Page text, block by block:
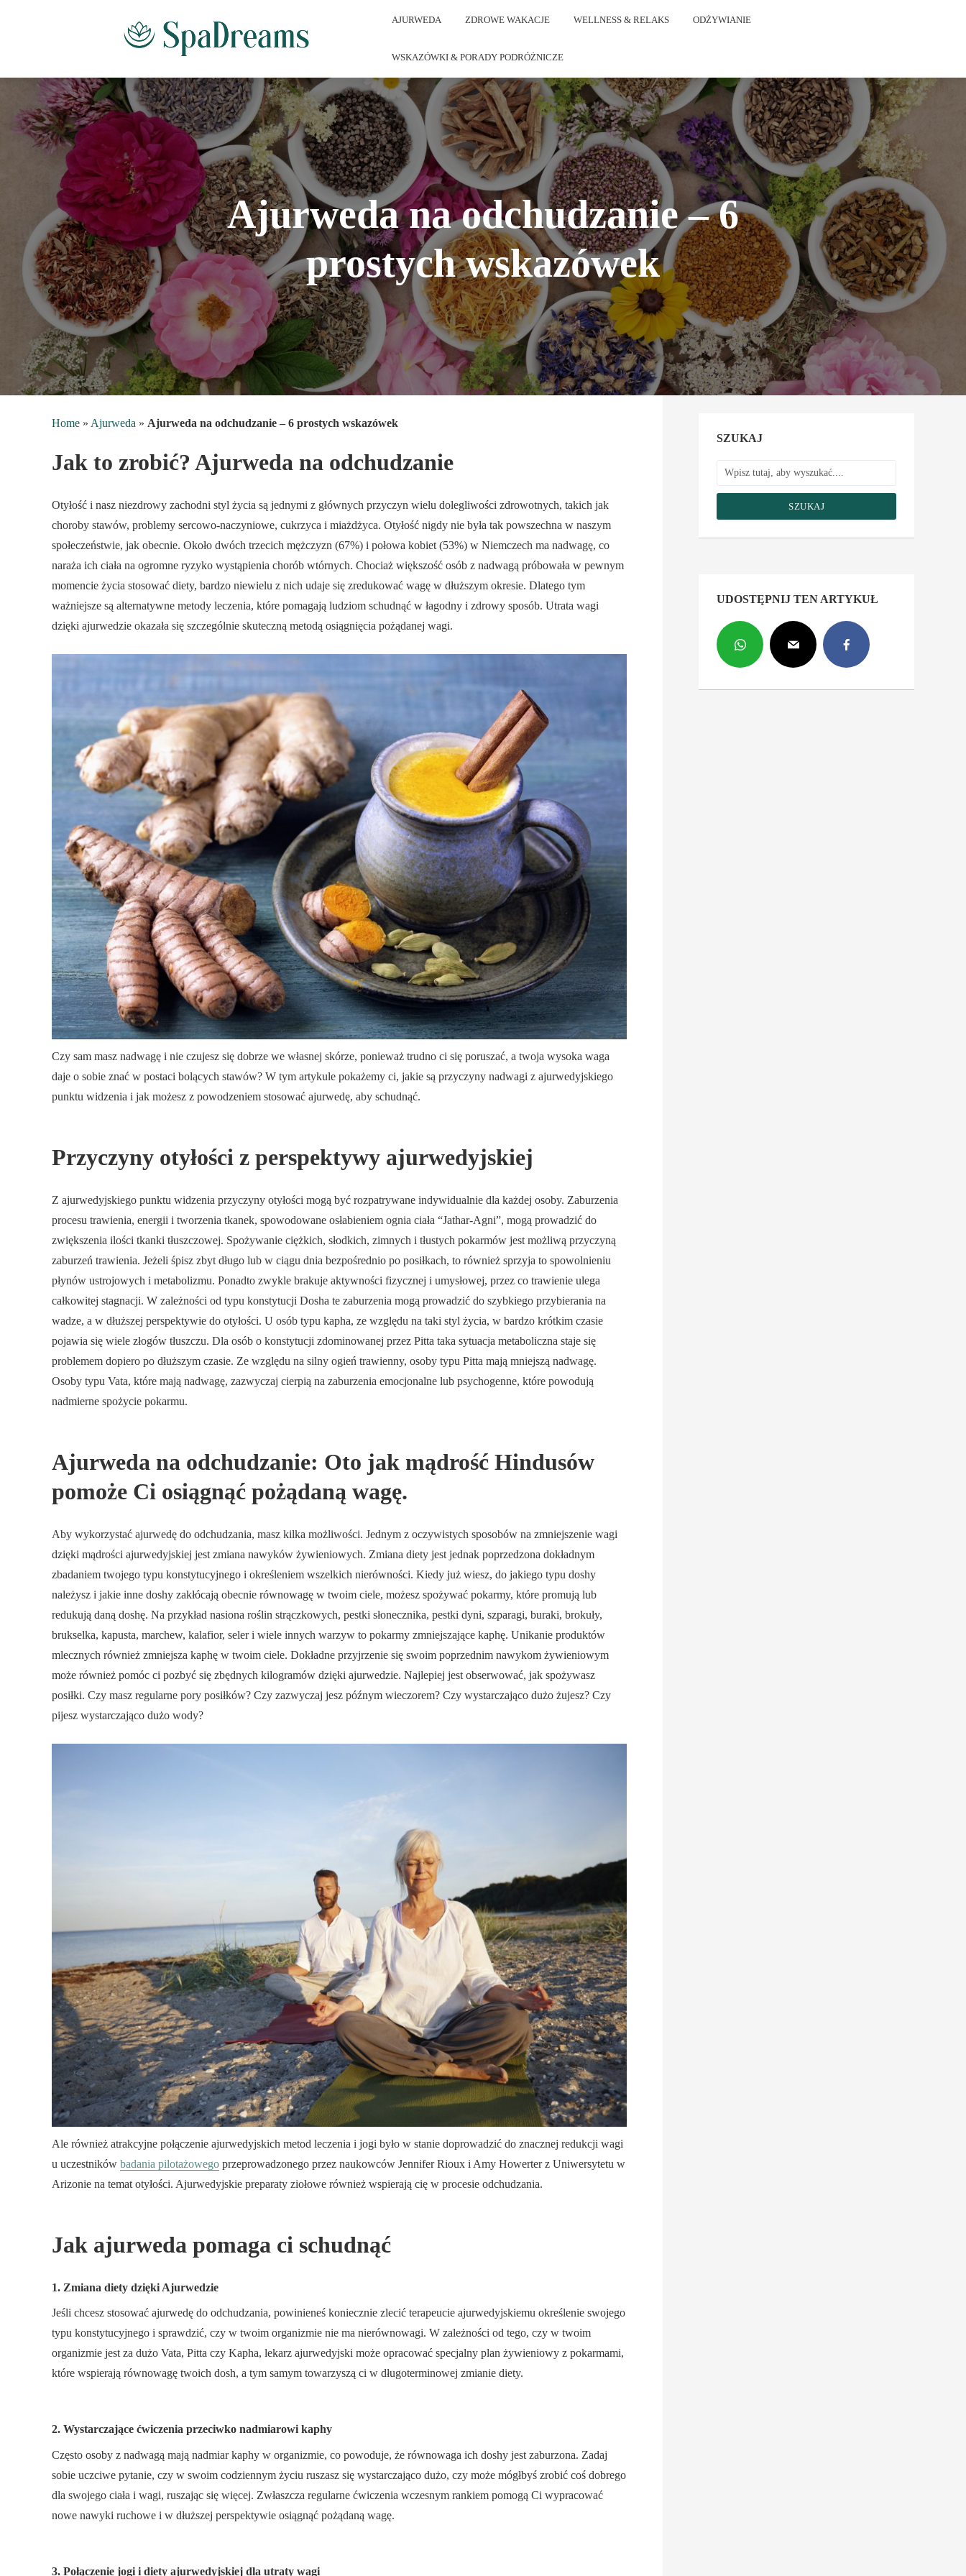
AJURWEDA ZDROWE WAKACJE WELLNESS & RELAKS ODŻYWIANIE
WSKAZÓWKI & PORADY PODRÓŻNICZE
Ajurweda na odchudzanie – 6
prostych wskazówek
Home » Ajurweda » Ajurweda na odchudzanie – 6 prostych wskazówek
Jak to zrobić? Ajurweda na odchudzanie
Otyłość i nasz niezdrowy zachodni styl życia są jednymi z głównych przyczyn wielu dolegliwości zdrowotnych, takich jak
choroby stawów, problemy sercowo-naczyniowe, cukrzyca i miażdżyca. Otyłość nigdy nie była tak powszechna w naszym
społeczeństwie, jak obecnie. Około dwóch trzecich mężczyzn (67%) i połowa kobiet (53%) w Niemczech ma nadwagę, co
naraża ich ciała na ogromne ryzyko wystąpienia chorób wtórnych. Chociaż większość osób z nadwagą próbowała w pewnym
momencie życia stosować diety, bardzo niewielu z nich udaje się zredukować wagę w dłuższym okresie. Dlatego tym
ważniejsze są alternatywne metody leczenia, które pomagają ludziom schudnąć w łagodny i zdrowy sposób. Utrata wagi
dzięki ajurwedzie okazała się szczególnie skuteczną metodą osiągnięcia pożądanej wagi.
Czy sam masz nadwagę i nie czujesz się dobrze we własnej skórze, ponieważ trudno ci się poruszać, a twoja wysoka waga
daje o sobie znać w postaci bolących stawów? W tym artykule pokażemy ci, jakie są przyczyny nadwagi z ajurwedyjskiego
punktu widzenia i jak możesz z powodzeniem stosować ajurwedę, aby schudnąć.
Przyczyny otyłości z perspektywy ajurwedyjskiej
Z ajurwedyjskiego punktu widzenia przyczyny otyłości mogą być rozpatrywane indywidualnie dla każdej osoby. Zaburzenia
procesu trawienia, energii i tworzenia tkanek, spowodowane osłabieniem ognia ciała “Jathar-Agni”, mogą prowadzić do
zwiększenia ilości tkanki tłuszczowej. Spożywanie ciężkich, słodkich, zimnych i tłustych pokarmów jest możliwą przyczyną
zaburzeń trawienia. Jeżeli śpisz zbyt długo lub w ciągu dnia bezpośrednio po posiłkach, to również sprzyja to spowolnieniu
płynów ustrojowych i metabolizmu. Ponadto zwykle brakuje aktywności fizycznej i umysłowej, przez co trawienie ulega
całkowitej stagnacji. W zależności od typu konstytucji Dosha te zaburzenia mogą prowadzić do szybkiego przybierania na
wadze, a w dłuższej perspektywie do otyłości. U osób typu kapha, ze względu na taki styl życia, w bardzo krótkim czasie
pojawia się wiele złogów tłuszczu. Dla osób o konstytucji zdominowanej przez Pitta taka sytuacja metaboliczna staje się
problemem dopiero po dłuższym czasie. Ze względu na silny ogień trawienny, osoby typu Pitta mają mniejszą nadwagę.
Osoby typu Vata, które mają nadwagę, zazwyczaj cierpią na zaburzenia emocjonalne lub psychogenne, które powodują
nadmierne spożycie pokarmu.
Ajurweda na odchudzanie: Oto jak mądrość Hindusów
pomoże Ci osiągnąć pożądaną wagę.
Aby wykorzystać ajurwedę do odchudzania, masz kilka możliwości. Jednym z oczywistych sposobów na zmniejszenie wagi
dzięki mądrości ajurwedyjskiej jest zmiana nawyków żywieniowych. Zmiana diety jest jednak poprzedzona dokładnym
zbadaniem twojego typu konstytucyjnego i określeniem wszelkich nierówności. Kiedy już wiesz, do jakiego typu doshy
należysz i jakie inne doshy zakłócają obecnie równowagę w twoim ciele, możesz spożywać pokarmy, które promują lub
redukują daną doshę. Na przykład nasiona roślin strączkowych, pestki słonecznika, pestki dyni, szparagi, buraki, brokuły,
brukselka, kapusta, marchew, kalafior, seler i wiele innych warzyw to pokarmy zmniejszające kaphę. Unikanie produktów
mlecznych również zmniejsza kaphę w twoim ciele. Dokładne przyjrzenie się swoim poprzednim nawykom żywieniowym
może również pomóc ci pozbyć się zbędnych kilogramów dzięki ajurwedzie. Najlepiej jest obserwować, jak spożywasz
posiłki. Czy masz regularne pory posiłków? Czy zazwyczaj jesz późnym wieczorem? Czy wystarczająco dużo żujesz? Czy
pijesz wystarczająco dużo wody?
Ale również atrakcyjne połączenie ajurwedyjskich metod leczenia i jogi było w stanie doprowadzić do znacznej redukcji wagi
u uczestników badania pilotażowego przeprowadzonego przez naukowców Jennifer Rioux i Amy Howerter z Uniwersytetu w
Arizonie na temat otyłości. Ajurwedyjskie preparaty ziołowe również wspierają cię w procesie odchudzania.
Jak ajurweda pomaga ci schudnąć
1. Zmiana diety dzięki Ajurwedzie
Jeśli chcesz stosować ajurwedę do odchudzania, powinieneś koniecznie zlecić terapeucie ajurwedyjskiemu określenie swojego
typu konstytucyjnego i sprawdzić, czy w twoim organizmie nie ma nierównowagi. W zależności od tego, czy w twoim
organizmie jest za dużo Vata, Pitta czy Kapha, lekarz ajurwedyjski może opracować specjalny plan żywieniowy z pokarmami,
które wspierają równowagę twoich dosh, a tym samym towarzyszą ci w długoterminowej zmianie diety.
2. Wystarczające ćwiczenia przeciwko nadmiarowi kaphy
Często osoby z nadwagą mają nadmiar kaphy w organizmie, co powoduje, że równowaga ich doshy jest zaburzona. Zadaj
sobie uczciwe pytanie, czy w swoim codziennym życiu ruszasz się wystarczająco dużo, czy może mógłbyś zrobić coś dobrego
dla swojego ciała i wagi, ruszając się więcej. Zwłaszcza regularne ćwiczenia wczesnym rankiem pomogą Ci wypracować
nowe nawyki ruchowe i w dłuższej perspektywie osiągnąć pożądaną wagę.
3. Połączenie jogi i diety ajurwedyjskiej dla utraty wagi
SZUKAJ
SZUKAJ
UDOSTĘPNIJ TEN ARTYKUŁ